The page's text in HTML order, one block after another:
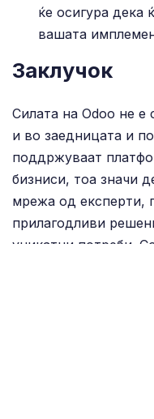
ќе осигура дека
вашата
Заклучок
Силата на Odoo не е
и во заедницата и
поддржуваат
бизниси, тоа значи
мрежа од експерти,
прилагодливи
уникатни потреби.